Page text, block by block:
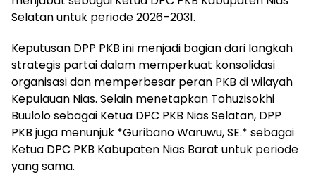
Selatan untuk periode 2026–2031.
Keputusan DPP PKB ini menjadi bagian dari langkah
strategis partai dalam memperkuat konsolidasi
organisasi dan memperbesar peran PKB di wilayah
Kepulauan Nias. Selain menetapkan Tohuzisokhi
Buulolo sebagai Ketua DPC PKB Nias Selatan, DPP
PKB juga menunjuk *Guribano Waruwu, SE.* sebagai
Ketua DPC PKB Kabupaten Nias Barat untuk periode
yang sama.